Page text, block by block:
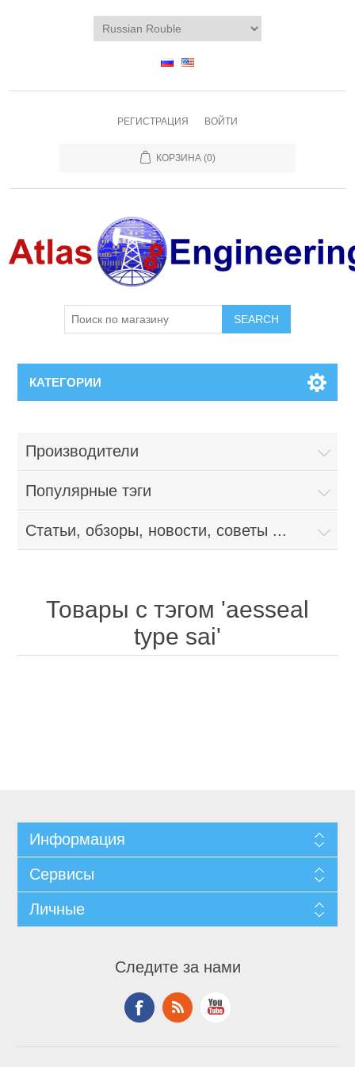
РЕГИСТРАЦИЯ ВОЙТИ
КОРЗИНА (0)
КАТЕГОРИИ
Производители
Популярные тэги
Статьи, обзоры, новости, советы ...
Товары с тэгом 'aesseal
type sai'
Информация
Сервисы
Личные
Следите за нами